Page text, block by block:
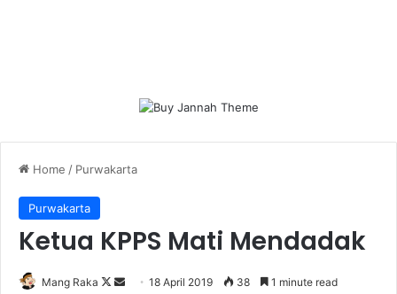
Home / Purwakarta
Purwakarta
Ketua KPPS Mati Mendadak
Mang Raka
Follow
Send18 April 2019 38 1 minute read